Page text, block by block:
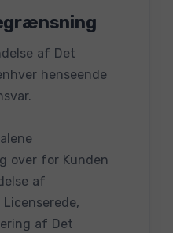
af Det
henseende
over for Kunden
af
af Det